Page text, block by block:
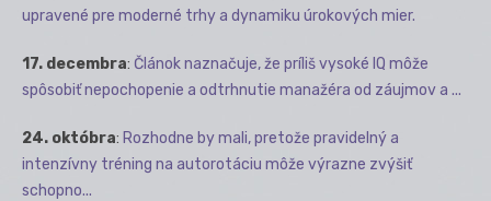
upravené pre moderné trhy a dynamiku úrokových mier.
17. decembra: Článok naznačuje, že príliš vysoké IQ môže
spôsobiť nepochopenie a odtrhnutie manažéra od záujmov a ...
24. októbra: Rozhodne by mali, pretože pravidelný a
intenzívny tréning na autorotáciu môže výrazne zvýšiť
schopno...